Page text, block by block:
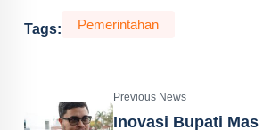
Tags: Pemerintahan
Previous News
Inovasi Bupati